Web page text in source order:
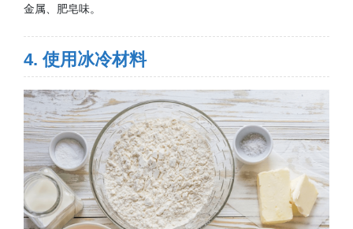
金属、肥皂味。
4. 使用冰冷材料